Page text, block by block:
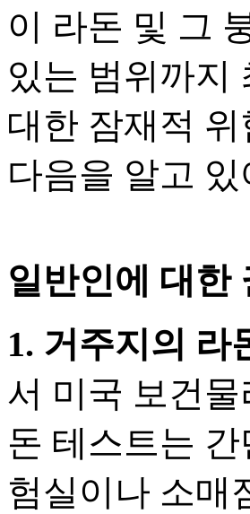
이 라돈 및 그
있는 범위까지
대한 잠재적
다음을 알고
일반인에 대한
1. 거주지의 라
서 미국 보건
돈 테스트는
험실이나 소매